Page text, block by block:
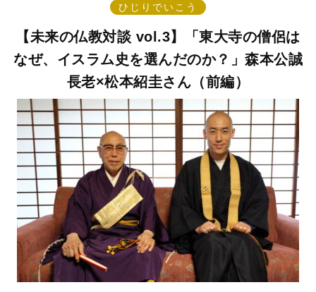
ひじりでいこう
【未来の仏教対談 vol.3】「東大寺の僧侶は
なぜ、イスラム史を選んだのか？」森本公誠
長老×松本紹圭さん（前編）